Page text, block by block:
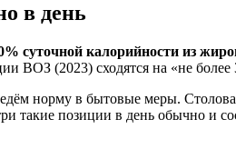
в день
суточной калорийности из
ВОЗ (2023) сходятся на «не
норму в бытовые меры.
такие позиции в день обычно и